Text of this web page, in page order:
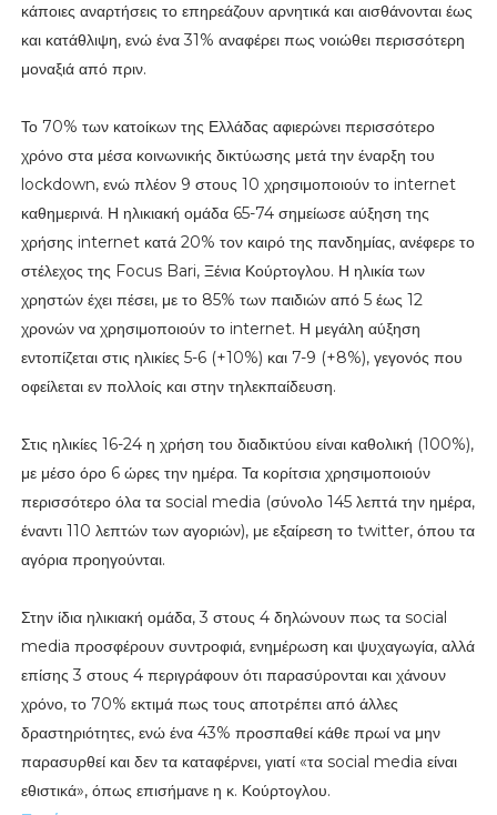
κάποιες αναρτήσεις το επηρεάζουν αρνητικά και αισθάνονται έως
και κατάθλιψη, ενώ ένα 31% αναφέρει πως νοιώθει περισσότερη
μοναξιά από πριν.
Το 70% των κατοίκων της Ελλάδας αφιερώνει περισσότερο
χρόνο στα μέσα κοινωνικής δικτύωσης μετά την έναρξη του
lockdown, ενώ πλέον 9 στους 10 χρησιμοποιούν το internet
καθημερινά. Η ηλικιακή ομάδα 65-74 σημείωσε αύξηση της
χρήσης internet κατά 20% τον καιρό της πανδημίας, ανέφερε το
στέλεχος της Focus Bari, Ξένια Κούρτογλου. Η ηλικία των
χρηστών έχει πέσει, με το 85% των παιδιών από 5 έως 12
χρονών να χρησιμοποιούν το internet. Η μεγάλη αύξηση
εντοπίζεται στις ηλικίες 5-6 (+10%) και 7-9 (+8%), γεγονός που
οφείλεται εν πολλοίς και στην τηλεκπαίδευση.
Στις ηλικίες 16-24 η χρήση του διαδικτύου είναι καθολική (100%),
με μέσο όρο 6 ώρες την ημέρα. Τα κορίτσια χρησιμοποιούν
περισσότερο όλα τα social media (σύνολο 145 λεπτά την ημέρα,
έναντι 110 λεπτών των αγοριών), με εξαίρεση το twitter, όπου τα
αγόρια προηγούνται.
Στην ίδια ηλικιακή ομάδα, 3 στους 4 δηλώνουν πως τα social
media προσφέρουν συντροφιά, ενημέρωση και ψυχαγωγία, αλλά
επίσης 3 στους 4 περιγράφουν ότι παρασύρονται και χάνουν
χρόνο, το 70% εκτιμά πως τους αποτρέπει από άλλες
δραστηριότητες, ενώ ένα 43% προσπαθεί κάθε πρωί να μην
παρασυρθεί και δεν τα καταφέρνει, γιατί «τα social media είναι
εθιστικά», όπως επισήμανε η κ. Κούρτογλου.